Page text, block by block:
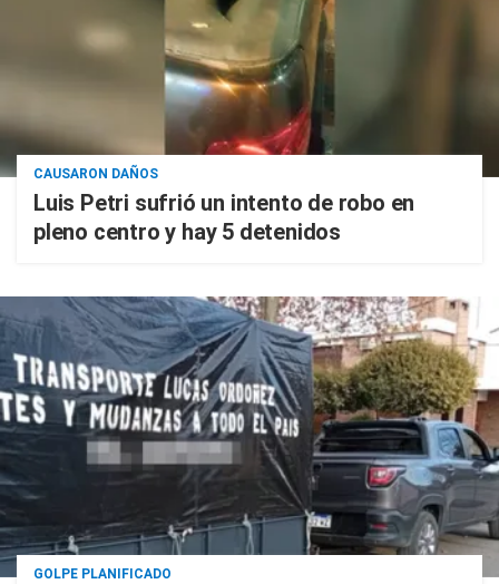
CAUSARON DAÑOS
Luis Petri sufrió un intento de robo en
pleno centro y hay 5 detenidos
GOLPE PLANIFICADO